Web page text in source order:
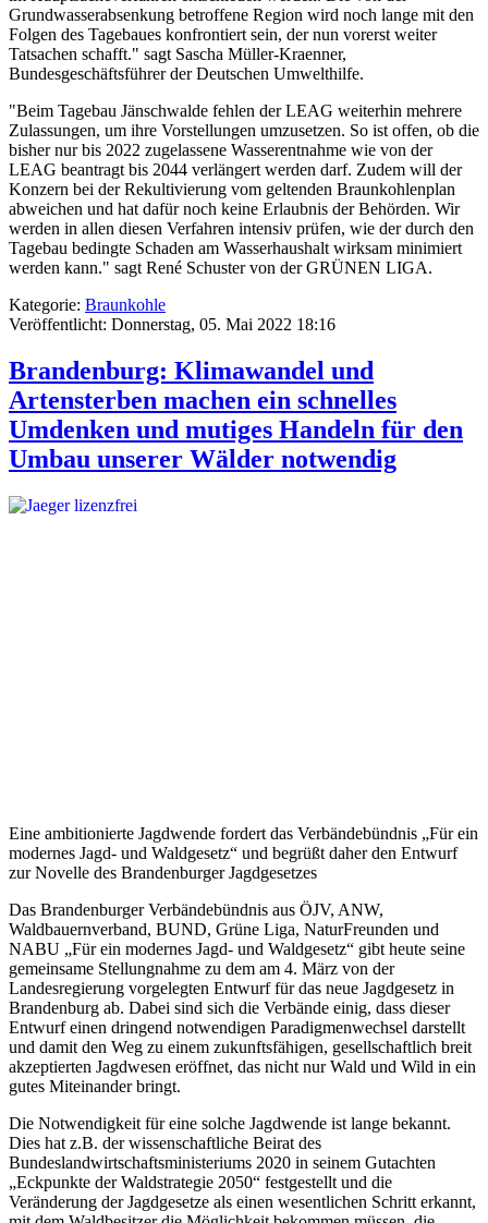
Grundwasserabsenkung betroffene Region wird noch lange mit den
Folgen des Tagebaues konfrontiert sein, der nun vorerst weiter
Tatsachen schafft." sagt Sascha Müller-Kraenner,
Bundesgeschäftsführer der Deutschen Umwelthilfe.
"Beim Tagebau Jänschwalde fehlen der LEAG weiterhin mehrere
Zulassungen, um ihre Vorstellungen umzusetzen. So ist offen, ob die
bisher nur bis 2022 zugelassene Wasserentnahme wie von der
LEAG beantragt bis 2044 verlängert werden darf. Zudem will der
Konzern bei der Rekultivierung vom geltenden Braunkohlenplan
abweichen und hat dafür noch keine Erlaubnis der Behörden. Wir
werden in allen diesen Verfahren intensiv prüfen, wie der durch den
Tagebau bedingte Schaden am Wasserhaushalt wirksam minimiert
werden kann." sagt René Schuster von der GRÜNEN LIGA.
Kategorie: Braunkohle
Veröffentlicht: Donnerstag, 05. Mai 2022 18:16
Brandenburg: Klimawandel und
Artensterben machen ein schnelles
Umdenken und mutiges Handeln für den
Umbau unserer Wälder notwendig
Eine ambitionierte Jagdwende fordert das Verbändebündnis „Für ein
modernes Jagd- und Waldgesetz“ und begrüßt daher den Entwurf
zur Novelle des Brandenburger Jagdgesetzes
Das Brandenburger Verbändebündnis aus ÖJV, ANW,
Waldbauernverband, BUND, Grüne Liga, NaturFreunden und
NABU „Für ein modernes Jagd- und Waldgesetz“ gibt heute seine
gemeinsame Stellungnahme zu dem am 4. März von der
Landesregierung vorgelegten Entwurf für das neue Jagdgesetz in
Brandenburg ab. Dabei sind sich die Verbände einig, dass dieser
Entwurf einen dringend notwendigen Paradigmenwechsel darstellt
und damit den Weg zu einem zukunftsfähigen, gesellschaftlich breit
akzeptierten Jagdwesen eröffnet, das nicht nur Wald und Wild in ein
gutes Miteinander bringt.
Die Notwendigkeit für eine solche Jagdwende ist lange bekannt.
Dies hat z.B. der wissenschaftliche Beirat des
Bundeslandwirtschaftsministeriums 2020 in seinem Gutachten
„Eckpunkte der Waldstrategie 2050“ festgestellt und die
Veränderung der Jagdgesetze als einen wesentlichen Schritt erkannt,